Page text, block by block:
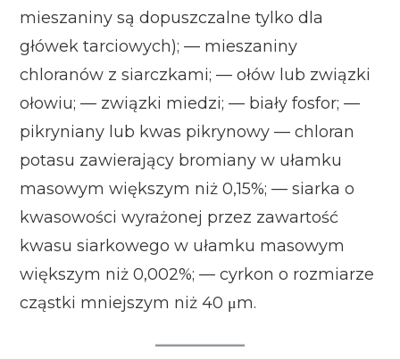
mieszaniny są dopuszczalne tylko dla
główek tarciowych); — mieszaniny
chloranów z siarczkami; — ołów lub związki
ołowiu; — związki miedzi; — biały fosfor; —
pikryniany lub kwas pikrynowy — chloran
potasu zawierający bromiany w ułamku
masowym większym niż 0,15%; — siarka o
kwasowości wyrażonej przez zawartość
kwasu siarkowego w ułamku masowym
większym niż 0,002%; — cyrkon o rozmiarze
cząstki mniejszym niż 40 μm.